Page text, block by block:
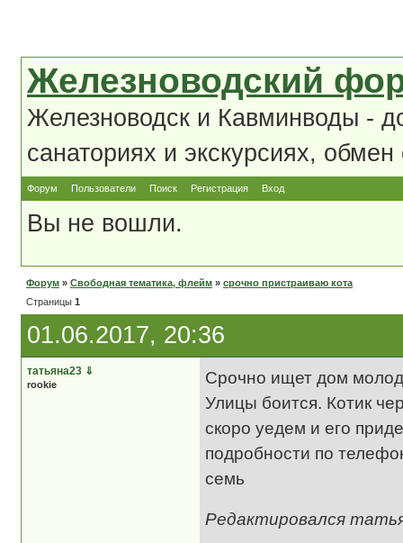
Железноводский
Железноводск и Кавминводы -
санаториях и экскурсиях,
Форум Пользователи Поиск Регистрация Вход
Вы не вошли.
Форум » Свободная тематика, флейм » срочно пристраиваю кота
Страницы 1
01.06.2017, 20:36
татьяна23 ⇓
rookie
Срочно ищет дом
Улицы боится. Котик
скоро уедем и его
подробности по
семь
Редактировался